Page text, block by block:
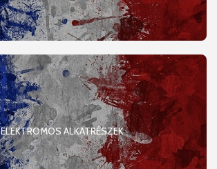
ELEKTROMOS ALKATRÉSZEK